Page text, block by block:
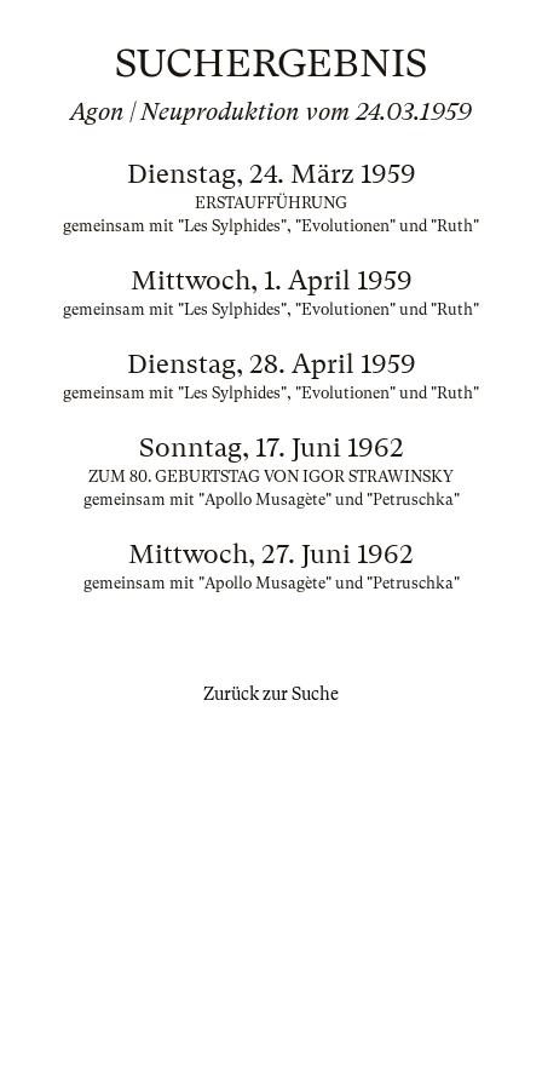
SUCHERGEBNIS
Agon | Neuproduktion vom 24.03.1959
Dienstag, 24. März 1959
ERSTAUFFÜHRUNG
gemeinsam mit "Les Sylphides", "Evolutionen" und "Ruth"
Mittwoch, 1. April 1959
gemeinsam mit "Les Sylphides", "Evolutionen" und "Ruth"
Dienstag, 28. April 1959
gemeinsam mit "Les Sylphides", "Evolutionen" und "Ruth"
Sonntag, 17. Juni 1962
ZUM 80. GEBURTSTAG VON IGOR STRAWINSKY
gemeinsam mit "Apollo Musagète" und "Petruschka"
Mittwoch, 27. Juni 1962
gemeinsam mit "Apollo Musagète" und "Petruschka"
Zurück zur Suche